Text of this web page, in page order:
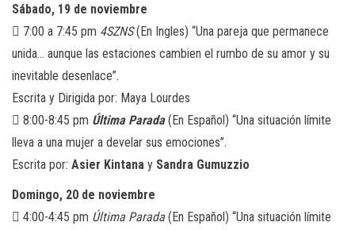
Sábado, 19 de noviembre
 7:00 a 7:45 pm 4SZNS(En Ingles) “Una pareja que permanece
unida… aunque las estaciones cambien el rumbo de su amor y su
inevitable desenlace”.
Escrita y Dirigida por: Maya Lourdes
 8:00-8:45 pm Última Parada(En Español) “Una situación límite
lleva a una mujer a develar sus emociones”.
Escrita por: Asier Kintana y Sandra Gumuzzio
Domingo, 20 de noviembre
 4:00-4:45 pm Última Parada(En Español) “Una situación límite